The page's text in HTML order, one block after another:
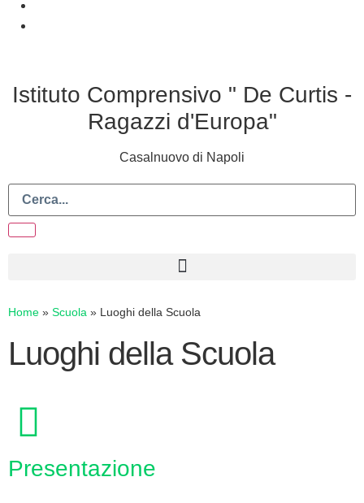
Istituto Comprensivo " De Curtis -
Ragazzi d'Europa"
Casalnuovo di Napoli
Home » Scuola » Luoghi della Scuola
Luoghi della Scuola
Presentazione